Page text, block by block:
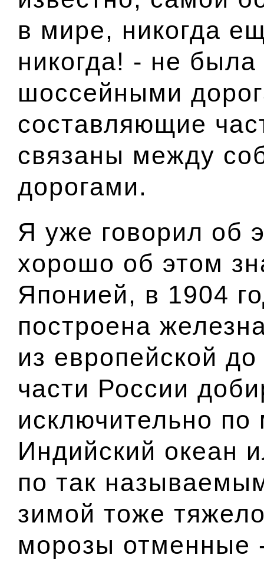
в мире, никогда
никогда! - не
шоссейными
составляющие
связаны между
дорогами.
Я уже говорил об
хорошо об этом
Японией, в 1904
построена
из европейской
части России
исключительно
Индийский океан
по так
зимой тоже
морозы отменные